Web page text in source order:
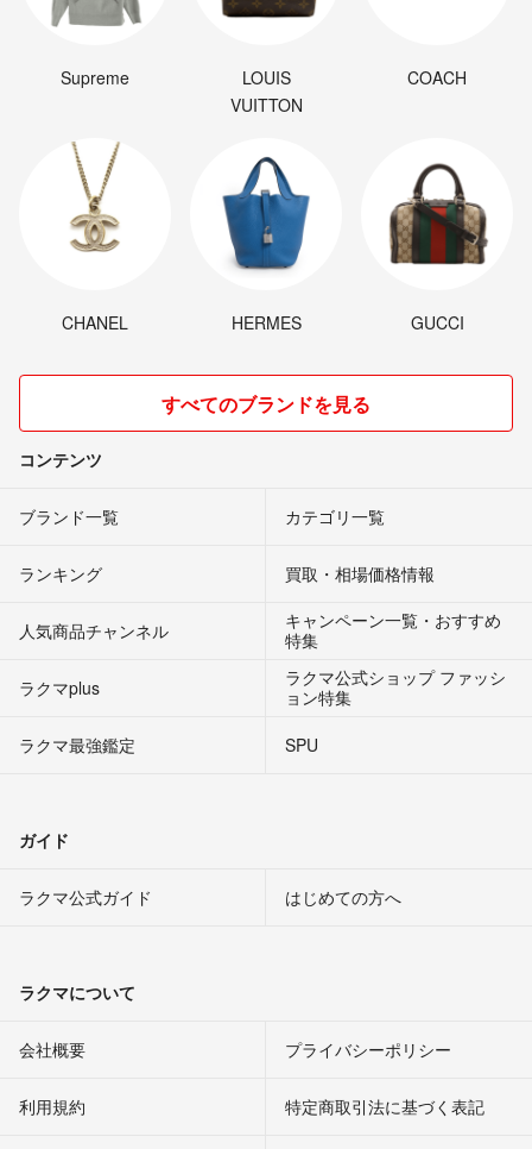
Supreme
LOUIS
VUITTON
COACH
CHANEL HERMES GUCCI
すべてのブランドを見る
コンテンツ
ブランド一覧 カテゴリ一覧
ランキング 買取・相場価格情報
人気商品チャンネル
キャンペーン一覧・おすすめ
特集
ラクマplus
ラクマ公式ショップ ファッシ
ョン特集
ラクマ最強鑑定
SPU
ガイド
ラクマ公式ガイド はじめての方へ
ラクマについて
会社概要 プライバシーポリシー
利用規約 特定商取引法に基づく表記